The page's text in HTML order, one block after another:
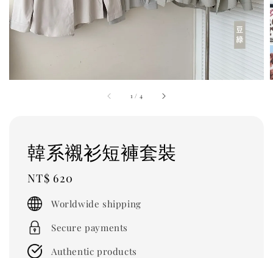
1 / 4
韓系襯衫短褲套裝
Regular
price
NT$ 620
Worldwide shipping
Secure payments
Authentic products